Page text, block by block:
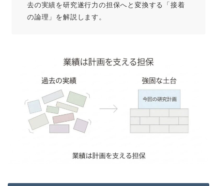
去の実績を研究遂行力の担保へと変換する「接着
の論理」を解説します。